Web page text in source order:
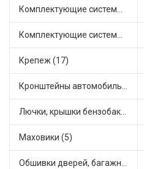
Комплектующие системы выпуска отработавших газов (14)
Комплектующие системы питания (21)
Крепеж (17)
Кронштейны автомобильные (11)
Лючки, крышки бензобака (3)
Маховики (5)
Обшивки дверей, багажника, потолков, накладки салона (4)